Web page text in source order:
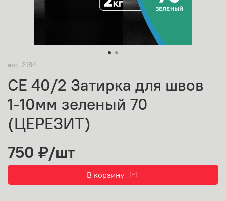
арт. 2184
CE 40/2 Затирка для швов
1-10мм зеленый 70
(ЦЕРЕЗИТ)
750 ₽/шт
В корзину